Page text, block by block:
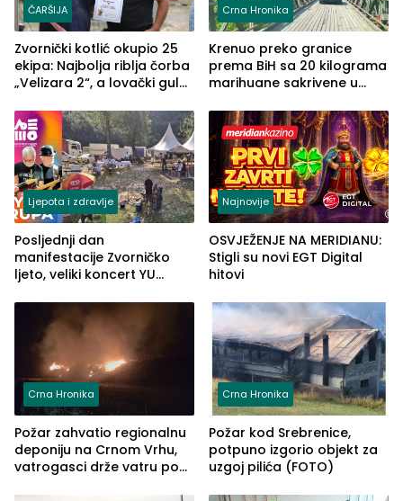
ČARŠIJA
Zvornički kotlić okupio 25
ekipa: Najbolja riblja čorba
„Velizara 2“, a lovački gulaš
Crna Hronika
Krenuo preko granice
prema BiH sa 20 kilograma
marihuane sakrivene u
Ljepota i zdravlje
Posljednji dan
manifestacije Zvorničko
ljeto, veliki koncert YU
ove godine
Najnovije
OSVJEŽENJE NA MERIDIANU:
Stigli su novi EGT Digital
hitovi
Crna Hronika
Požar zahvatio regionalnu
deponiju na Crnom Vrhu,
vatrogasci drže vatru pod
Crna Hronika
Požar kod Srebrenice,
potpuno izgorio objekt za
uzgoj pilića (FOTO)